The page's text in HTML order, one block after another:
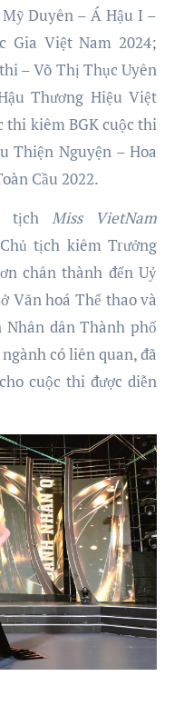
Duyên – Á Hậu I –
Gia Việt Nam 2024;
– Võ Thị Thục Uyên
Thương Hiệu Việt
thi kiêm BGK cuộc thi
Thiện Nguyện – Hoa
Cầu 2022.
tịchMiss VietNam
tịch kiêm Trưởng
chân thành đến Uỷ
Văn hoá Thể thao và
dân Thành phố
có liên quan, đã
cuộc thi được diễn